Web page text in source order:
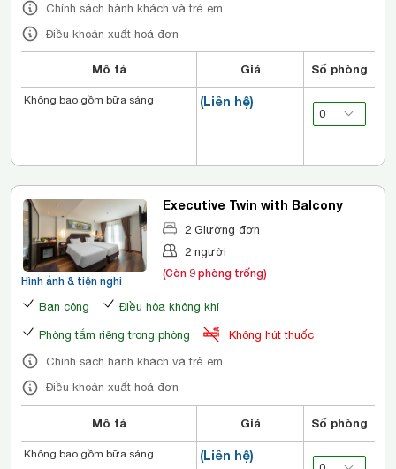
Chính sách hành khách và trẻ em
Điều khoản xuất hoá đơn
Mô tả Giá Số phòng
(Liên hệ)
Không bao gồm bữa sáng
Hình ảnh & tiện nghi
Executive Twin with Balcony
2 Giường đơn
2 người
(Còn 9 phòng trống)
Ban công Điều hòa không khí
Phòng tắm riêng trong phòng
Không hút thuốc
Chính sách hành khách và trẻ em
Điều khoản xuất hoá đơn
Mô tả Giá Số phòng
(Liên hệ)
Không bao gồm bữa sáng